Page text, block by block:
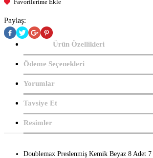
Favorilerime Ekle
Paylaş:
Ürün Özellikleri
Ödeme Seçenekleri
Yorumlar
Tavsiye Et
Resimler
Doublemax Preslenmiş Kemik Beyaz 8 Adet 7